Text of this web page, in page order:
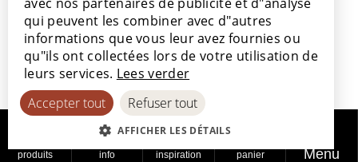
produits info inspiration panier Menu
Avec le soutien de SPANISH
qui peuvent les combiner avec d"autres
informations que vous leur avez fournies ou
qu"ils ont collectées lors de votre utilisation de
leurs services. Lees verder
Accepter tout
Refuser tout
AFFICHER LES DÉTAILS